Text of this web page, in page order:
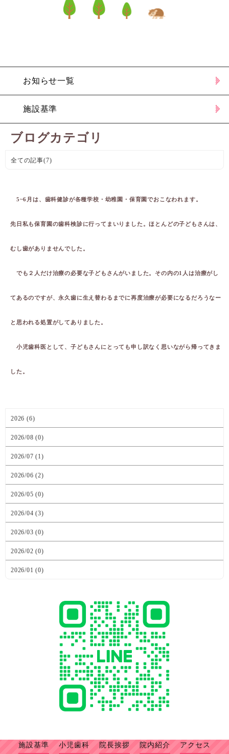
お知らせ一覧
施設基準
ブログカテゴリ
全ての記事(7)
5~6月は、歯科健診が各種学校・幼稚園・保育園でおこなわれます。
先日私も保育園の歯科検診に行ってまいりました。ほとんどの子どもさんは、
むし歯がありませんでした。
でも２人だけ治療の必要な子どもさんがいました。その内の1人は治療がし
てあるのですが、永久歯に生え替わるまでに再度治療が必要になるだろうなー
と思われる処置がしてありました。
小児歯科医として、子どもさんにとっても申し訳なく思いながら帰ってきま
した。
2026 (6)
2026/08 (0)
2026/07 (1)
2026/06 (2)
2026/05 (0)
2026/04 (3)
2026/03 (0)
2026/02 (0)
2026/01 (0)
施設基準 小児歯科 院長挨拶 院内紹介 アクセス